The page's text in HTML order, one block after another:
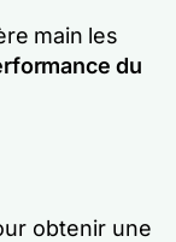
main les
du
obtenir une